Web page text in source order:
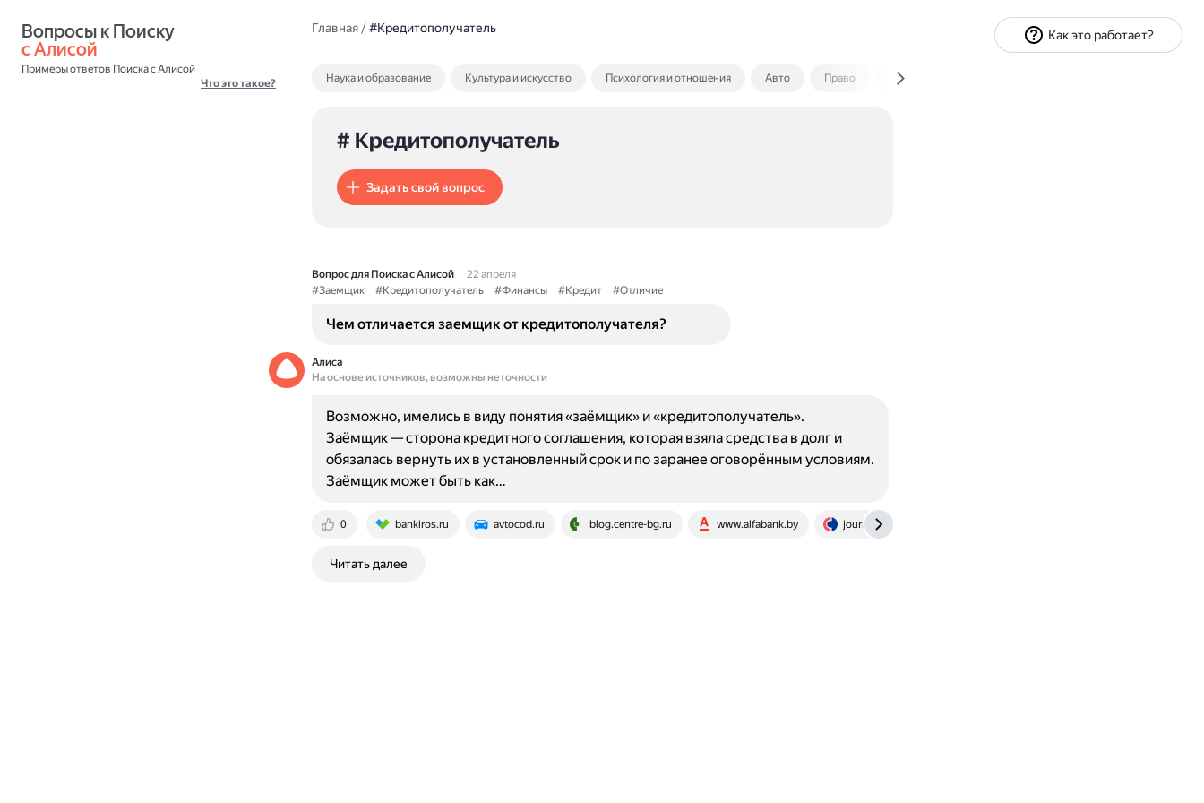
с Алисой
Примеры ответов Поиска с Алисой
Что это такое?
Главная/#Кредитополучатель
Наука и образование Культура и искусство Психология и отношения Авто Право Экономика и финансы
# Кредитополучатель
Задать свой вопрос
Вопрос для Поиска с Алисой
22 апреля
#Заемщик
#Кредитополучатель #Финансы #Кредит #Отличие
Чем отличается заемщик от кредитополучателя?
Алиса
На основе источников, возможны неточности
0 bankiros.ru avtocod.ru blog.centre-bg.ru www.alfabank.by journal.sovcombank.ru
Возможно, имелись в виду понятия «заёмщик» и «кредитополучатель».
Заёмщик — сторона кредитного соглашения, которая взяла средства в долг и
обязалась вернуть их в установленный срок и по заранее оговорённым условиям.
Заёмщик может быть как…
Читать далее
Как это работает?